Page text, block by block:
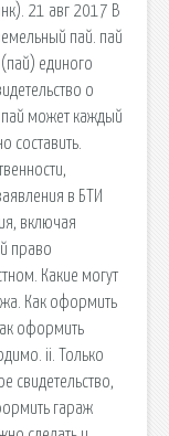
21 авг 2017 В
пай. пай
единого
о
пай может каждый
в БТИ
включая
право
Какие могут
Как оформить
оформить
ii. Только
свидетельство,
гараж